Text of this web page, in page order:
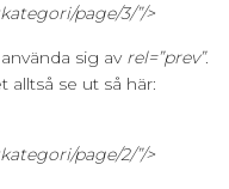
page/3/”/>
sig avrel=”prev”.
alltså se ut så här:
page/2/”/>